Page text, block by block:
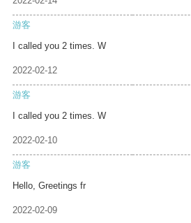
游客
I called you 2 times. W
2022-02-12
游客
I called you 2 times. W
2022-02-10
游客
Hello, Greetings fr
2022-02-09